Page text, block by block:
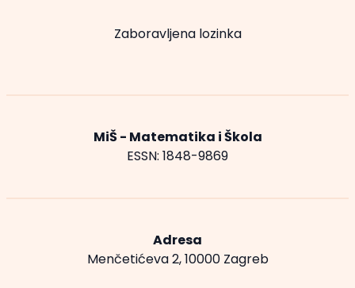
Zaboravljena lozinka
MiŠ - Matematika i Škola
ESSN: 1848-9869
Adresa
Menčetićeva 2, 10000 Zagreb